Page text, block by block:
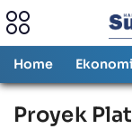
Home
Proyek